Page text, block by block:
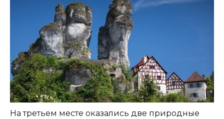
На третьем месте оказались две природные